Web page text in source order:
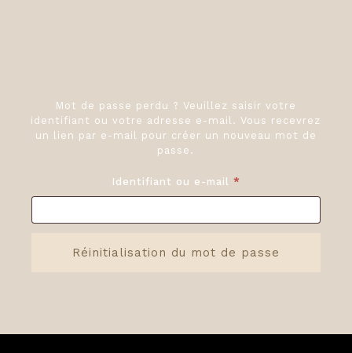
Mot de passe perdu ? Veuillez saisir votre
identifiant ou votre adresse e-mail. Vous recevrez
un lien par e-mail pour créer un nouveau mot de
passe.
Identifiant ou e-mail *Obligatoire
Réinitialisation du mot de passe